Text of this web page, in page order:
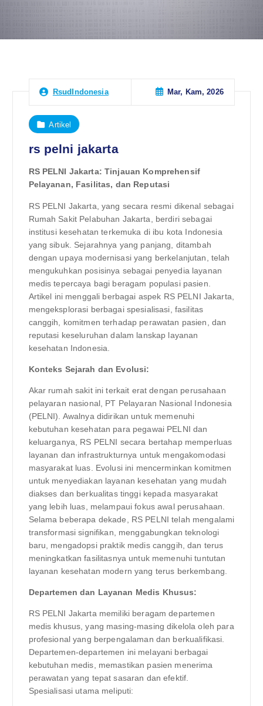
RsudIndonesia Mar, Kam, 2026
Artikel
rs pelni jakarta
RS PELNI Jakarta: Tinjauan Komprehensif
Pelayanan, Fasilitas, dan Reputasi
RS PELNI Jakarta, yang secara resmi dikenal sebagai
Rumah Sakit Pelabuhan Jakarta, berdiri sebagai
institusi kesehatan terkemuka di ibu kota Indonesia
yang sibuk. Sejarahnya yang panjang, ditambah
dengan upaya modernisasi yang berkelanjutan, telah
mengukuhkan posisinya sebagai penyedia layanan
medis tepercaya bagi beragam populasi pasien.
Artikel ini menggali berbagai aspek RS PELNI Jakarta,
mengeksplorasi berbagai spesialisasi, fasilitas
canggih, komitmen terhadap perawatan pasien, dan
reputasi keseluruhan dalam lanskap layanan
kesehatan Indonesia.
Konteks Sejarah dan Evolusi:
Akar rumah sakit ini terkait erat dengan perusahaan
pelayaran nasional, PT Pelayaran Nasional Indonesia
(PELNI). Awalnya didirikan untuk memenuhi
kebutuhan kesehatan para pegawai PELNI dan
keluarganya, RS PELNI secara bertahap memperluas
layanan dan infrastrukturnya untuk mengakomodasi
masyarakat luas. Evolusi ini mencerminkan komitmen
untuk menyediakan layanan kesehatan yang mudah
diakses dan berkualitas tinggi kepada masyarakat
yang lebih luas, melampaui fokus awal perusahaan.
Selama beberapa dekade, RS PELNI telah mengalami
transformasi signifikan, menggabungkan teknologi
baru, mengadopsi praktik medis canggih, dan terus
meningkatkan fasilitasnya untuk memenuhi tuntutan
layanan kesehatan modern yang terus berkembang.
Departemen dan Layanan Medis Khusus:
RS PELNI Jakarta memiliki beragam departemen
medis khusus, yang masing-masing dikelola oleh para
profesional yang berpengalaman dan berkualifikasi.
Departemen-departemen ini melayani berbagai
kebutuhan medis, memastikan pasien menerima
perawatan yang tepat sasaran dan efektif.
Spesialisasi utama meliputi: